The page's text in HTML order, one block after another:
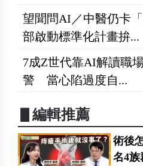
望聞問AI／中醫仍卡
部啟動標準化計畫拚...
7成Z世代靠AI解讀職
警 當心陷過度自...
▋編輯推薦
術後
名4